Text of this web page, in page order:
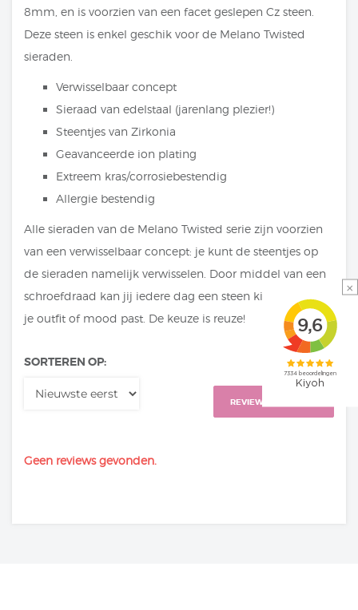
8mm, en is voorzien van een facet geslepen Cz steen.
Deze steen is enkel geschik voor de Melano Twisted
sieraden.
Verwisselbaar concept
Sieraad van edelstaal (jarenlang plezier!)
Steentjes van Zirkonia
Geavanceerde ion plating
Extreem kras/corrosiebestendig
Allergie bestendig
Alle sieraden van de Melano Twisted serie zijn voorzien
van een verwisselbaar concept: je kunt de steentjes op
de sieraden namelijk verwisselen. Door middel van een
schroefdraad kan jij iedere dag een steen kiezen die bij
je outfit of mood past. De keuze is reuze!
SORTEREN OP:
REVIEW TOEVOEGEN
Geen reviews gevonden.
×